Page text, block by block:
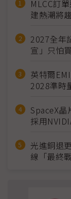
MLCC訂
建熱潮將
2027全年
宣」只怕
英特爾
2028準時
SpaceX
採用
光進銅退
線「最終戰